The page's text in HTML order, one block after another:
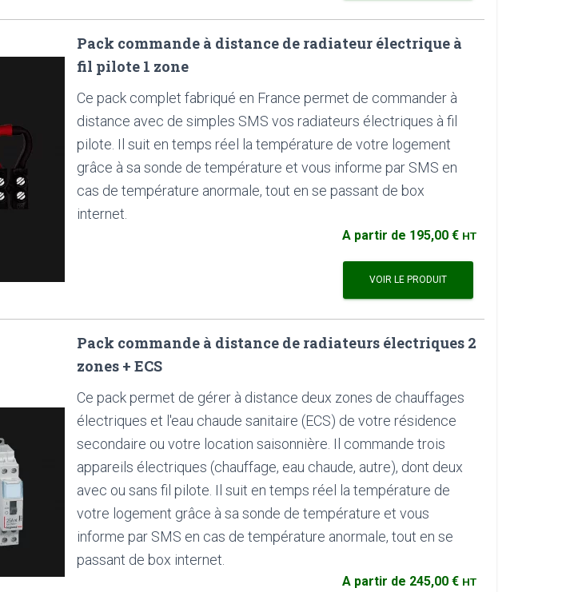
Pack commande à distance de radiateur électrique à
fil pilote 1 zone
Ce pack complet fabriqué en France permet de commander à
distance avec de simples SMS vos radiateurs électriques à fil
pilote. Il suit en temps réel la température de votre logement
grâce à sa sonde de température et vous informe par SMS en
cas de température anormale, tout en se passant de box
internet.
A partir de 195,00 € HT
VOIR LE PRODUIT
Pack commande à distance de radiateurs électriques 2
zones + ECS
Ce pack permet de gérer à distance deux zones de chauffages
électriques et l'eau chaude sanitaire (ECS) de votre résidence
secondaire ou votre location saisonnière. Il commande trois
appareils électriques (chauffage, eau chaude, autre), dont deux
avec ou sans fil pilote. Il suit en temps réel la température de
votre logement grâce à sa sonde de température et vous
informe par SMS en cas de température anormale, tout en se
passant de box internet.
A partir de 245,00 € HT